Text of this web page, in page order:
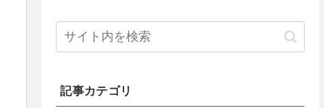
記事カテゴリ